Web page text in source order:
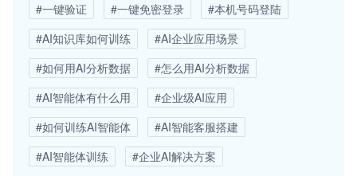
#一键验证
#一键免密登录
#本机号码登陆
#AI知识库如何训练
#AI企业应用场景
#如何用AI分析数据
#怎么用AI分析数据
#AI智能体有什么用
#企业级AI应用
#如何训练AI智能体
#AI智能客服搭建
#AI智能体训练
#企业AI解决方案